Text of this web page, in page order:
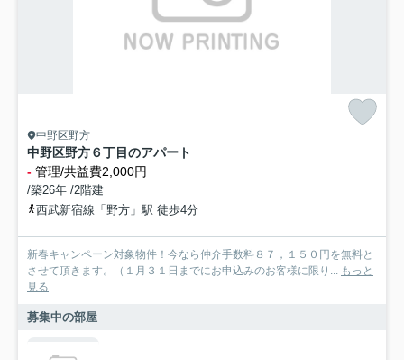
中野区野方
中野区野方６丁目のアパート
- 管理/共益費2,000円
/築26年 /2階建
西武新宿線「野方」駅 徒歩4分
新春キャンペーン対象物件！今なら仲介手数料８７，１５０円を無料と
させて頂きます。（１月３１日までにお申込みのお客様に限り... もっと
見る
募集中の部屋